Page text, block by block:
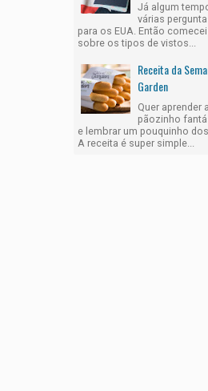
Já algum
várias
para os EUA. Então
sobre os tipos de vistos...
Receita da
Garden
Quer aprender
pãozinho
e lembrar um pouquinho
A receita é super simple...